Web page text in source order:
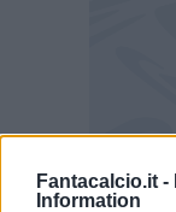
Fantacalcio.it -
Information